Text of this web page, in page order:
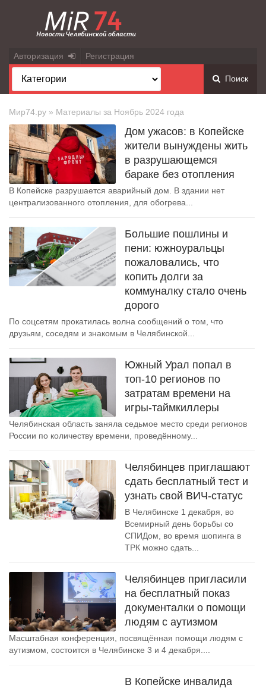
Авторизация Регистрация
Поиск
Мир74.ру » Материалы за Ноябрь 2024 года
Дом ужасов: в Копейске
жители вынуждены жить
в разрушающемся
бараке без отопления
В Копейске разрушается аварийный дом. В здании нет
централизованного отопления, для обогрева...
Большие пошлины и
пени: южноуральцы
пожаловались, что
копить долги за
коммуналку стало очень
дорого
По соцсетям прокатилась волна сообщений о том, что
друзьям, соседям и знакомым в Челябинской...
Южный Урал попал в
топ-10 регионов по
затратам времени на
игры-таймкиллеры
Челябинская область заняла седьмое место среди регионов
России по количеству времени, проведённому...
Челябинцев приглашают
сдать бесплатный тест и
узнать свой ВИЧ-статус
В Челябинске 1 декабря, во
Всемирный день борьбы со
СПИДом, во время шопинга в
ТРК можно сдать...
Челябинцев пригласили
на бесплатный показ
документалки о помощи
людям с аутизмом
Масштабная конференция, посвящённая помощи людям с
аутизмом, состоится в Челябинске 3 и 4 декабря....
В Копейске инвалида